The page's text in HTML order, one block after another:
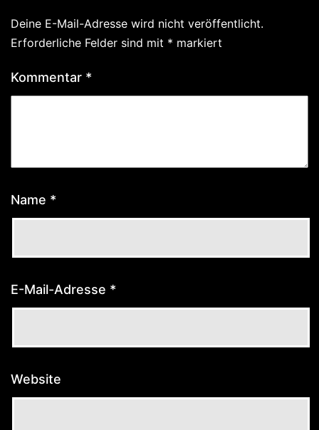
Deine E-Mail-Adresse wird nicht veröffentlicht.
Erforderliche Felder sind mit * markiert
Kommentar *
Name *
E-Mail-Adresse *
Website